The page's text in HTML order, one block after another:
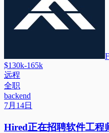
$130k-165k
远程
全职
backend
7月14日
Hired正在招聘软件工程